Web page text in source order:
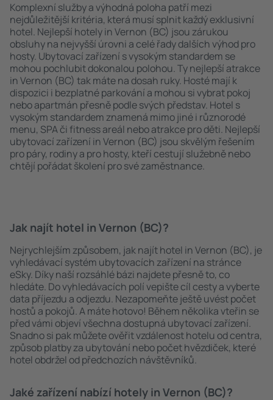
Komplexní služby a výhodná poloha patří mezi
nejdůležitější kritéria, která musí splnit každý exklusivní
hotel. Nejlepší hotely in Vernon (BC) jsou zárukou
obsluhy na nejvyšší úrovni a celé řady dalších výhod pro
hosty. Ubytovací zařízení s vysokým standardem se
mohou pochlubit dokonalou polohou. Ty nejlepší atrakce
in Vernon (BC) tak máte na dosah ruky. Hosté mají k
dispozici i bezplatné parkování a mohou si vybrat pokoj
nebo apartmán přesně podle svých představ. Hotel s
vysokým standardem znamená mimo jiné i různorodé
menu, SPA či fitness areál nebo atrakce pro děti. Nejlepší
ubytovací zařízení in Vernon (BC) jsou skvělým řešením
pro páry, rodiny a pro hosty, kteří cestují služebně nebo
chtějí pořádat školení pro své zaměstnance.
Jak najít hotel in Vernon (BC)?
Nejrychlejším způsobem, jak najít hotel in Vernon (BC), je
vyhledávací systém ubytovacích zařízení na stránce
eSky. Díky naší rozsáhlé bázi najdete přesně to, co
hledáte. Do vyhledávacích polí vepište cíl cesty a vyberte
data příjezdu a odjezdu. Nezapomeňte ještě uvést počet
hostů a pokojů. A máte hotovo! Během několika vteřin se
před vámi objeví všechna dostupná ubytovací zařízení.
Snadno si pak můžete ověřit vzdálenost hotelu od centra,
způsob platby za ubytování nebo počet hvězdiček, které
hotel obdržel od předchozích návštěvníků.
Jaké zařízení nabízí hotely in Vernon (BC)?